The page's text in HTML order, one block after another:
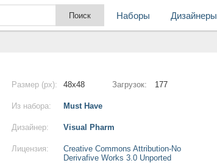
Наборы Дизайнеры
Размер (px): 48x48 Загрузок: 177
Из набора: Must Have
Дизайнер: Visual Pharm
Лицензия:
Creative Commons Attribution-No
Derivafive Works 3.0 Unported